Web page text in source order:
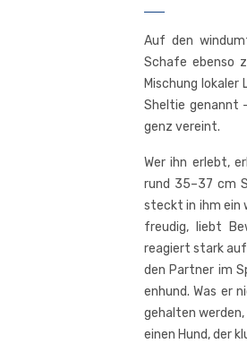
Auf den
Scha­fe eben­so
Mischung
Shel­tie genannt
genz vereint.
Wer ihn erlebt,
rund 35–37 cm
steckt in ihm ein
freu­dig, liebt
reagiert stark
den Part­ner im
en­hund. Was er
gehal­ten
einen Hund, der